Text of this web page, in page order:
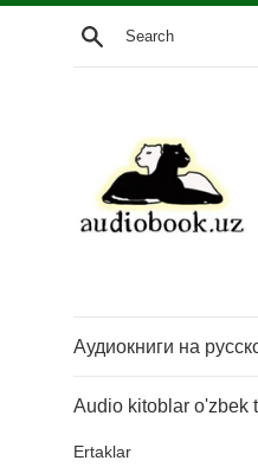
Skip
Search
Аудиокниги на
Audio kitoblar o'zbek
Ertaklar